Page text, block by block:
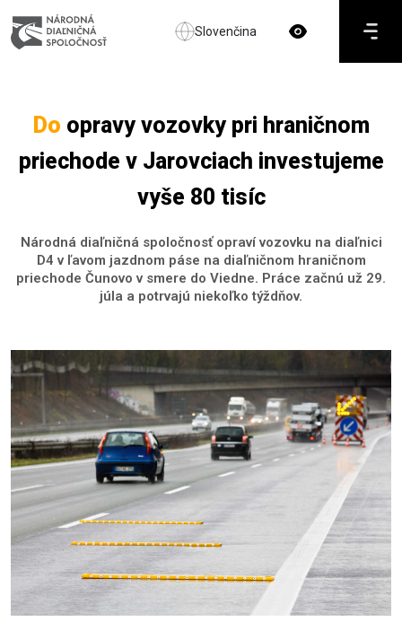
Slovenčina
Do opravy vozovky pri hraničnom
priechode v Jarovciach investujeme
vyše 80 tisíc
Národná diaľničná spoločnosť opraví vozovku na diaľnici
D4 v ľavom jazdnom páse na diaľničnom hraničnom
priechode Čunovo v smere do Viedne. Práce začnú už 29.
júla a potrvajú niekoľko týždňov.